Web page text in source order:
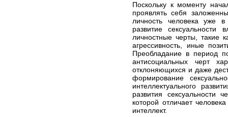
Поскольку к моменту
проявлять себя
личность человека уже в
развитие
личностные черты, такие
агрессивность , иные
Преобладание в период
антисоциальных черт
отклоняющихся и даже
формирование
интеллектуального
развития сексуальности
которой отличает
интеллект.